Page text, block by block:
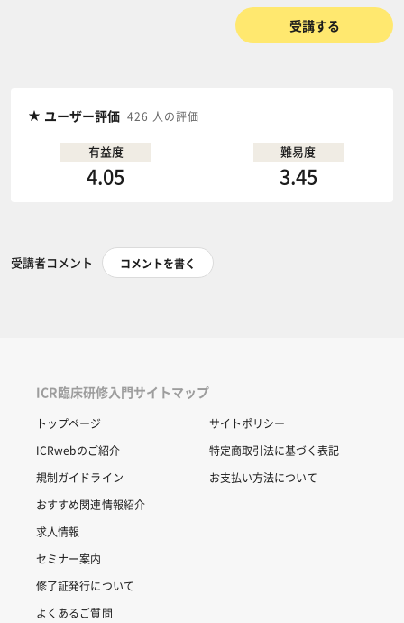
受講する
ユーザー評価 426 人の評価
有益度
4.05
難易度
3.45
受講者コメント コメントを書く
ICR臨床研修入門サイトマップ
トップページ
ICRwebのご紹介
規制ガイドライン
おすすめ関連情報紹介
求人情報
セミナー案内
修了証発行について
よくあるご質問
サイトポリシー
特定商取引法に基づく表記
お支払い方法について